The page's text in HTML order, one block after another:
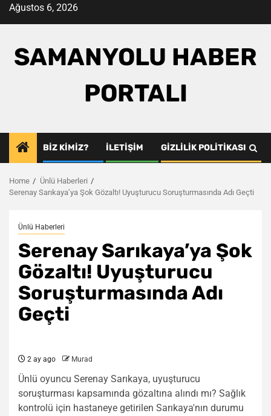
SkipAğustos 6, 2026
SAMANYOLU HABER
PORTALI
BIZ KIMIZ? İLETIŞIM GIZLILIK POLITIKASI
Home
Ünlü Haberleri
Serenay Sarıkaya’ya Şok Gözaltı! Uyuşturucu Soruşturmasında Adı Geçti
Ünlü Haberleri
Serenay Sarıkaya’ya Şok
Gözaltı! Uyuşturucu
Soruşturmasında Adı
Geçti
2 ay ago Murad
Ünlü oyuncu Serenay Sarıkaya, uyuşturucu
soruşturması kapsamında gözaltına alındı mı? Sağlık
kontrolü için hastaneye getirilen Sarıkaya'nın durumu